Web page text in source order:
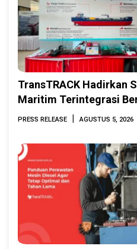
TransTRACK Hadirkan
Maritim Terintegrasi
Indonesia Marine &
PRESS RELEASE | AGUSTUS 5, 2026